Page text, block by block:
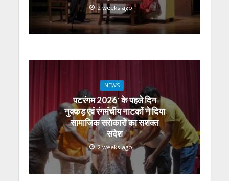
2 weeks ago
NEWS
पटरंगम 2026′ के पहले दिन
नुक्कड़ एवं रंगमंचीय नाटकों ने दिया
सामाजिक सरोकारों का सशक्त
संदेश
2 weeks ago